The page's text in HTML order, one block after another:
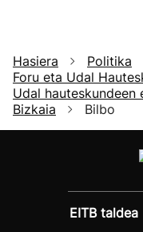
Hasiera Politika
Foru eta Udal
Udal hauteskundeen
Bizkaia
Bilbo
EITB taldea